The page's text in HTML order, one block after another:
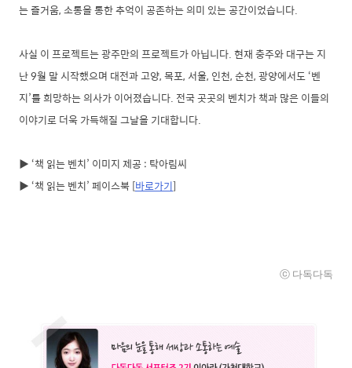
는 즐거움, 소통을 통한 추억이 공존하는 의미 있는 공간이었습니다.
사실 이 프로젝트는 광주만의 프로젝트가 아닙니다. 현재 충주와 대구는 지
난 9월 말 시작했으며 대전과 고양, 목포, 서울, 인천, 순천, 광양에서도 ‘벤
지’를 희망하는 의사가 이어졌습니다. 전국 곳곳의 벤치가 책과 많은 이들의
이야기로 더욱 가득해질 그날을 기대합니다.
▶ ‘책 읽는 벤치’ 이미지 제공 : 탁아림씨
▶ ‘책 읽는 벤치’ 페이스북 [바로가기]
ⓒ 다독다독